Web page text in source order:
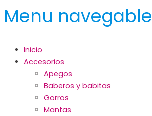
Menu navegable
Inicio
Accesorios
Apegos
Baberos y babitas
Gorros
Mantas